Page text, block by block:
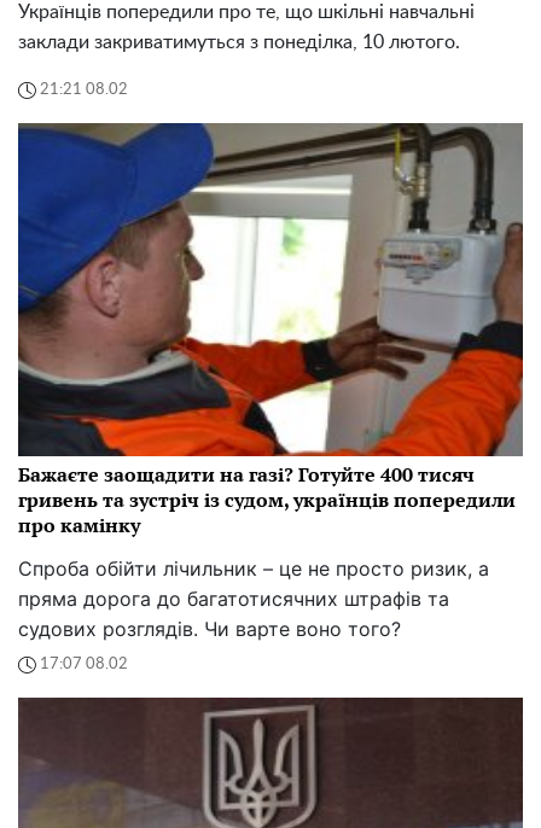
Українців попередили про те, що шкільні навчальні
заклади закриватимуться з понеділка, 10 лютого.
21:21 08.02
Бажаєте заощадити на газі? Готуйте 400 тисяч
гривень та зустріч із судом, українців попередили
про камінку
Спроба обійти лічильник – це не просто ризик, а
пряма дорога до багатотисячних штрафів та
судових розглядів. Чи варте воно того?
17:07 08.02